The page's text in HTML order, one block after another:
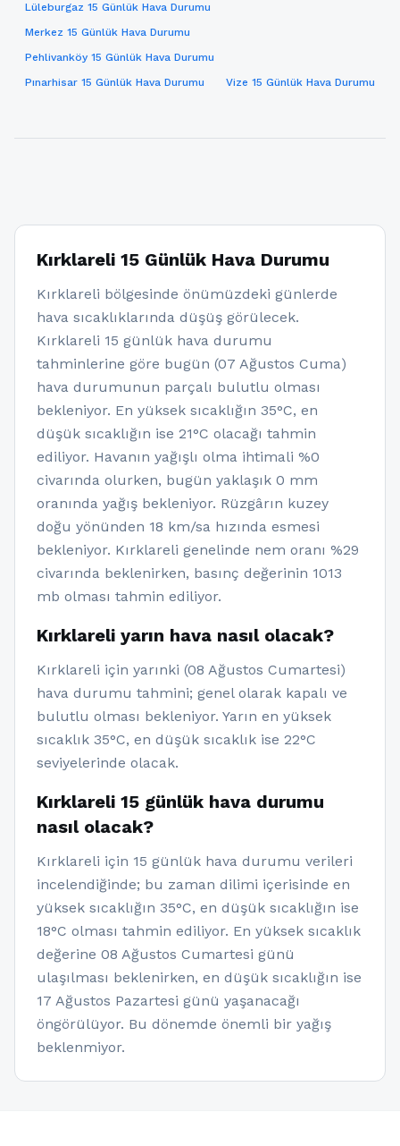
Lüleburgaz 15 Günlük Hava Durumu
Merkez 15 Günlük Hava Durumu
Pehlivanköy 15 Günlük Hava Durumu
Pınarhisar 15 Günlük Hava Durumu
Vize 15 Günlük Hava Durumu
Kırklareli 15 Günlük Hava Durumu
Kırklareli bölgesinde önümüzdeki günlerde
hava sıcaklıklarında düşüş görülecek.
Kırklareli 15 günlük hava durumu
tahminlerine göre bugün (07 Ağustos Cuma)
hava durumunun parçalı bulutlu olması
bekleniyor. En yüksek sıcaklığın 35°C, en
düşük sıcaklığın ise 21°C olacağı tahmin
ediliyor. Havanın yağışlı olma ihtimali %0
civarında olurken, bugün yaklaşık 0 mm
oranında yağış bekleniyor. Rüzgârın kuzey
doğu yönünden 18 km/sa hızında esmesi
bekleniyor. Kırklareli genelinde nem oranı %29
civarında beklenirken, basınç değerinin 1013
mb olması tahmin ediliyor.
Kırklareli yarın hava nasıl olacak?
Kırklareli için yarınki (08 Ağustos Cumartesi)
hava durumu tahmini; genel olarak kapalı ve
bulutlu olması bekleniyor. Yarın en yüksek
sıcaklık 35°C, en düşük sıcaklık ise 22°C
seviyelerinde olacak.
Kırklareli 15 günlük hava durumu
nasıl olacak?
Kırklareli için 15 günlük hava durumu verileri
incelendiğinde; bu zaman dilimi içerisinde en
yüksek sıcaklığın 35°C, en düşük sıcaklığın ise
18°C olması tahmin ediliyor. En yüksek sıcaklık
değerine 08 Ağustos Cumartesi günü
ulaşılması beklenirken, en düşük sıcaklığın ise
17 Ağustos Pazartesi günü yaşanacağı
öngörülüyor. Bu dönemde önemli bir yağış
beklenmiyor.